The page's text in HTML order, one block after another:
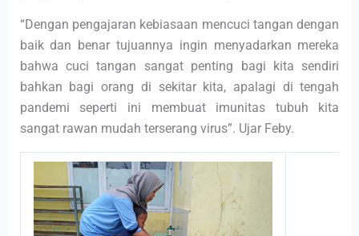
“Dengan pengajaran kebiasaan mencuci tangan dengan
baik dan benar tujuannya ingin menyadarkan mereka
bahwa cuci tangan sangat penting bagi kita sendiri
bahkan bagi orang di sekitar kita, apalagi di tengah
pandemi seperti ini membuat imunitas tubuh kita
sangat rawan mudah terserang virus”. Ujar Feby.